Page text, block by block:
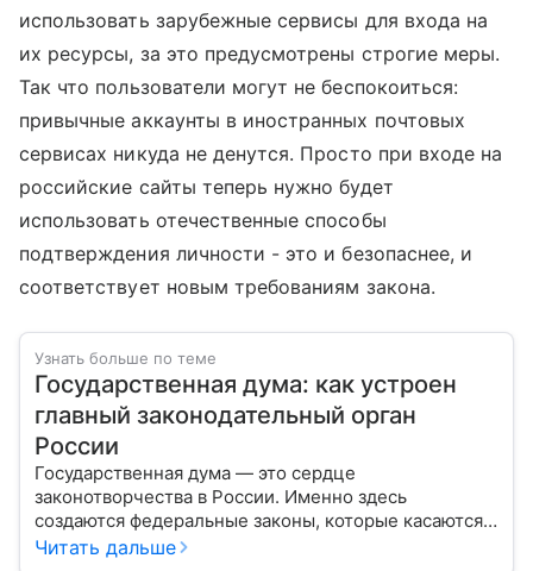
использовать зарубежные сервисы для входа на
их ресурсы, за это предусмотрены строгие меры.
Так что пользователи могут не беспокоиться:
привычные аккаунты в иностранных почтовых
сервисах никуда не денутся. Просто при входе на
российские сайты теперь нужно будет
использовать отечественные способы
подтверждения личности - это и безопаснее, и
соответствует новым требованиям закона.
Узнать больше по теме
Государственная дума: как устроен
главный законодательный орган
России
Государственная дума — это сердце
законотворчества в России. Именно здесь
создаются федеральные законы, которые касаются
жизни каждого гражданина: от образования и
Читать дальше